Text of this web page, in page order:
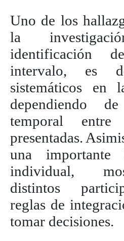
Uno de los
la
identificación
intervalo, es
sistemáticos en
dependiendo
temporal entre
presentadas.
una importante
individual,
distintos
reglas de
tomar decisiones.